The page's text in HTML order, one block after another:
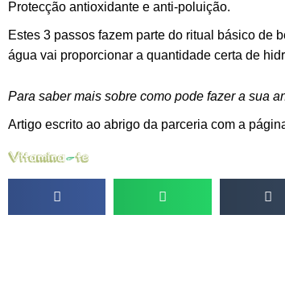
Protecção antioxidante e anti-poluição.
Estes 3 passos fazem parte do ritual básico de
água vai proporcionar a quantidade certa de
Para saber mais sobre como pode fazer a sua
Artigo escrito ao abrigo da parceria com a